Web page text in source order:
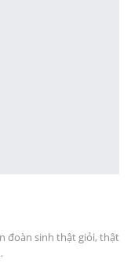
đoàn sinh thật giỏi, thật